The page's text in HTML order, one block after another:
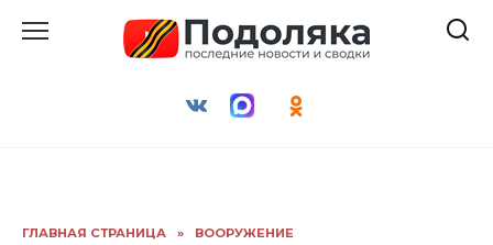
ГЛАВНАЯ СТРАНИЦА » ВООРУЖЕНИЕ